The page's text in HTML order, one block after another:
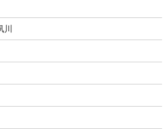
川